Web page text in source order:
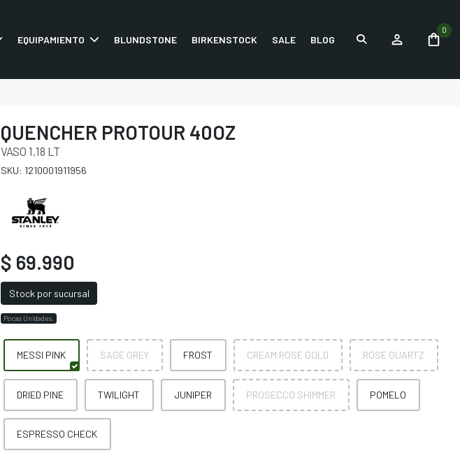
EQUIPAMIENTO BLUNDSTONE BIRKENSTOCK SALE BLOG
0
QUENCHER PROTOUR 40OZ
VASO 1,18 LT
SKU: 1210001911956
$ 69.990
Stock por sucursal
Pocas Unidades.
MESSI PINK SAGE GREY FROST CREAM ROSE GOLD ROSE QUARTZ
DRIED PINE TWILIGHT JUNIPER PROSECCO SHIMMER POMELO
ESPRESSO CHECK